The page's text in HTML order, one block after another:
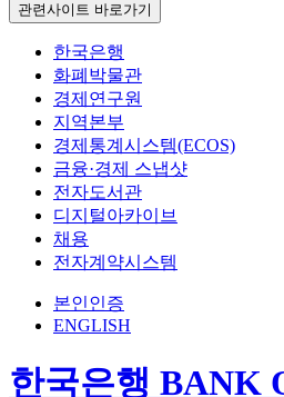
관련사이트 바로가기
한국은행
화폐박물관
경제연구원
지역본부
경제통계시스템(ECOS)
금융·경제 스냅샷
전자도서관
디지털아카이브
채용
전자계약시스템
본인인증
ENGLISH
한국은행 BANK